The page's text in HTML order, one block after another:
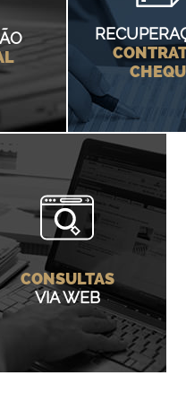
SAIBA
CONSULTAS
VIA WEB